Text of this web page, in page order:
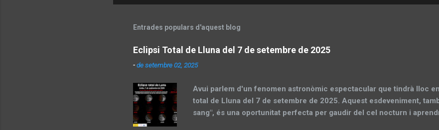
Entrades populars d'aquest blog
Eclipsi Total de Lluna del 7 de setembre de 2025
-de setembre 02, 2025
Avui parlem d'un fenomen astronòmic espectacular que tindrà lloc
total de Lluna del 7 de setembre de 2025. Aquest esdeveniment,
sang", és una oportunitat perfecta per gaudir del cel nocturn i